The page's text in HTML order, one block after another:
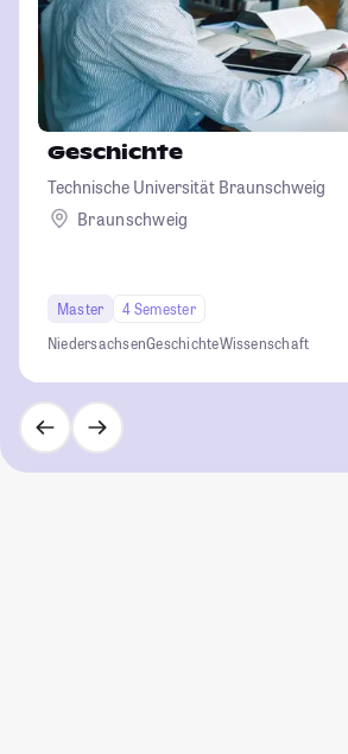
Geschichte
Technische Universität Braunschweig
Braunschweig
Master
4 Semester
NiedersachsenGeschichteWissenschaft